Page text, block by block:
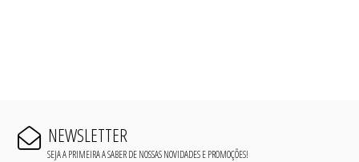
NEWSLETTER
SEJA A PRIMEIRA A SABER DE NOSSAS NOVIDADES E PROMOÇÕES!